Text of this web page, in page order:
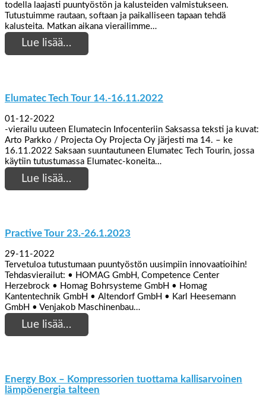
todella laajasti puuntyöstön ja kalusteiden valmistukseen.
Tutustuimme rautaan, softaan ja paikalliseen tapaan tehdä
kalusteita. Matkan aikana vierailimme…
Lue lisää…
Elumatec Tech Tour 14.-16.11.2022
01-12-2022
-vierailu uuteen Elumatecin Infocenteriin Saksassa teksti ja kuvat:
Arto Parkko / Projecta Oy Projecta Oy järjesti ma 14. – ke
16.11.2022 Saksaan suuntautuneen Elumatec Tech Tourin, jossa
käytiin tutustumassa Elumatec-koneita…
Lue lisää…
Practive Tour 23.-26.1.2023
29-11-2022
Tervetuloa tutustumaan puuntyöstön uusimpiin innovaatioihin!
Tehdasvierailut: • HOMAG GmbH, Competence Center
Herzebrock • Homag Bohrsysteme GmbH • Homag
Kantentechnik GmbH • Altendorf GmbH • Karl Heesemann
GmbH • Venjakob Maschinenbau…
Lue lisää…
Energy Box – Kompressorien tuottama kallisarvoinen
lämpöenergia talteen